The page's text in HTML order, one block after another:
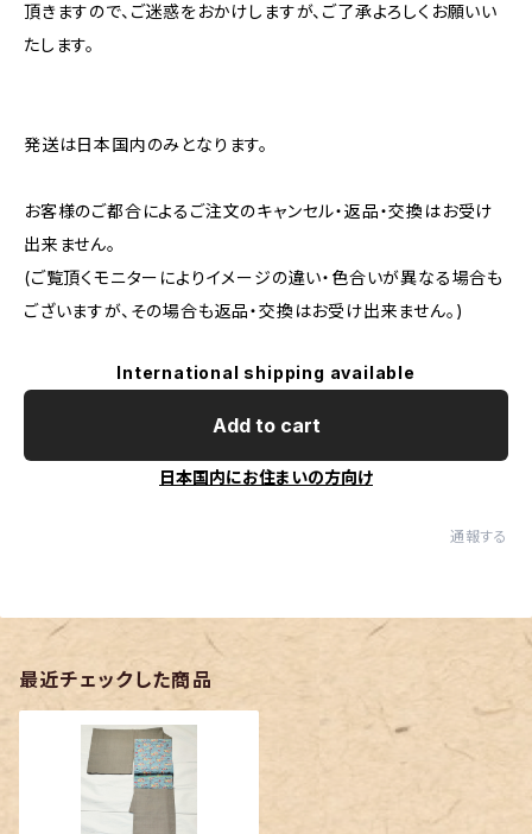
頂きますので、ご迷惑をおかけしますが、ご了承よろしくお願いい
たします。
発送は日本国内のみとなります。
お客様のご都合によるご注文のキャンセル・返品・交換はお受け
出来ません。
(ご覧頂くモニターによりイメージの違い・色合いが異なる場合も
ございますが、その場合も返品・交換はお受け出来ません。)
International shipping available
Add to cart
日本国内にお住まいの方向け
通報する
最近チェックした商品